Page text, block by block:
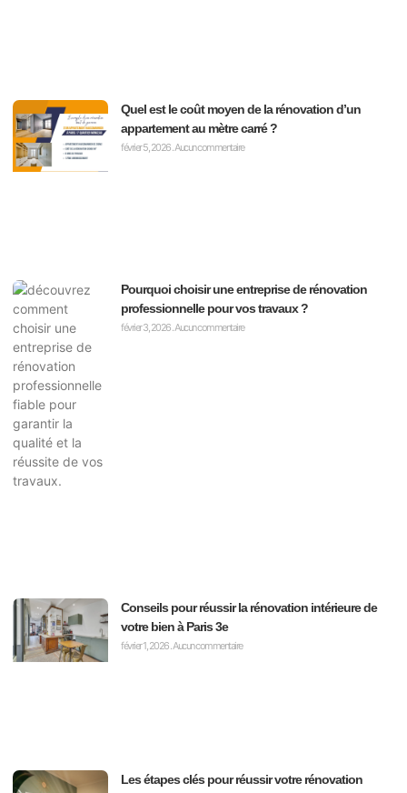
Quel est le coût moyen de la rénovation d’un
appartement au mètre carré ?
février 5, 2026Aucun commentaire
Pourquoi choisir une entreprise de rénovation
professionnelle pour vos travaux ?
février 3, 2026 Aucun commentaire
Conseils pour réussir la rénovation intérieure de
votre bien à Paris 3e
février 1, 2026 Aucun commentaire
Les étapes clés pour réussir votre rénovation